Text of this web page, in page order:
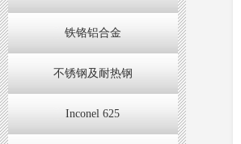
铁铬铝合金
不锈钢及耐热钢
Inconel 625